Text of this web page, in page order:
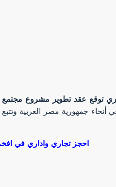
توقع عقد تطوير مشروع
في أنحاء جمهورية مصر العربية
احجز تجاري واداري في افخم المشروعات والمولات بالعاصمة الإدارية الجديدة عبر شركة وان داي بروبرتي للتسويق العقاري